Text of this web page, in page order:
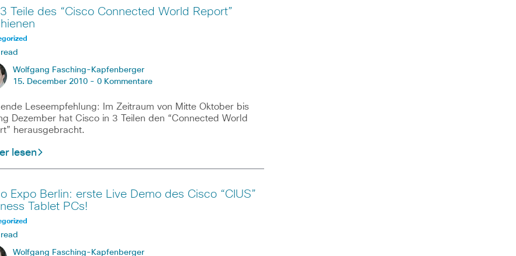
Teile des “Cisco Connected World Report”
Wolfgang Fasching-Kapfenberger
15. December 2010 - 0 Kommentare
Leseempfehlung: Im Zeitraum von Mitte Oktober bis
Dezember hat Cisco in 3 Teilen den “Connected World
herausgebracht.
lesen
Expo Berlin: erste Live Demo des Cisco “CIUS”
Tablet PCs!
Wolfgang Fasching-Kapfenberger